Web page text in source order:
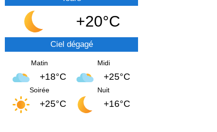
+20°C
Ciel dégagé
Matin
+18°C
Midi
+25°C
Soirée
+25°C
Nuit
+16°C